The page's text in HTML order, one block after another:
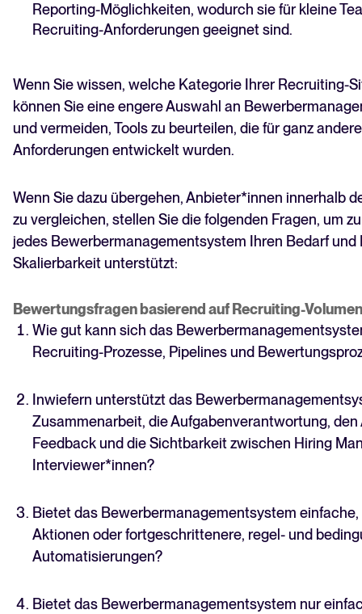
Reporting-Möglichkeiten, wodurch sie für kleine
Recruiting-Anforderungen geeignet sind.
Wenn Sie wissen, welche Kategorie Ihrer Recruiting-
können Sie eine engere Auswahl an
und vermeiden, Tools zu beurteilen, die für ganz
Anforderungen entwickelt wurden.
Wenn Sie dazu übergehen, Anbieter*innen innerhalb
zu vergleichen, stellen Sie die folgenden Fragen, um
jedes Bewerbermanagementsystem Ihren Bedarf und
Skalierbarkeit unterstützt:
Bewertungsfragen basierend auf Recruiting-
Wie gut kann sich das
Recruiting-Prozesse, Pipelines und
Inwiefern unterstützt das
Zusammenarbeit, die Aufgabenverantwortung,
Feedback und die Sichtbarkeit zwischen Hiring
Interviewer*innen?
Bietet das Bewerbermanagementsystem
Aktionen oder fortgeschrittenere, regel- und
Automatisierungen?
Bietet das Bewerbermanagementsystem nur